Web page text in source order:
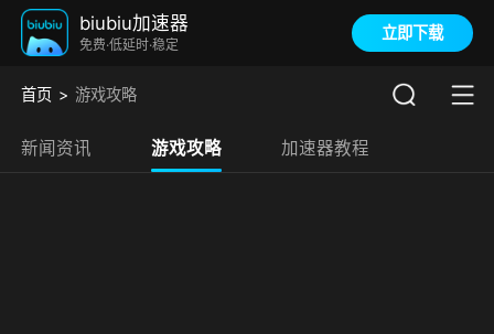
biubiu加速器
免费·低延时·稳定
立即下载
首页 游戏攻略
新闻资讯 游戏攻略 加速器教程